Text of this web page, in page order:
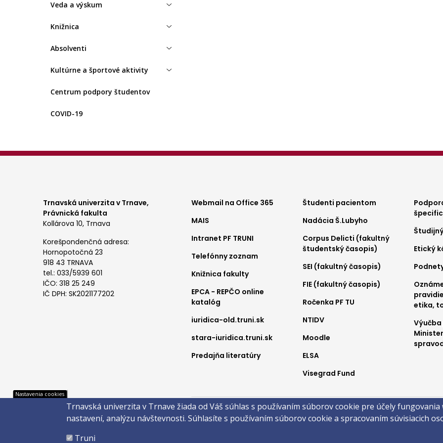
Veda a výskum
Knižnica
Absolventi
Kultúrne a športové aktivity
Centrum podpory študentov
COVID-19
Trnavská univerzita v Trnave,
Právnická fakulta
Kollárova 10, Trnava
Korešpondenčná adresa:
Hornopotočná 23
918 43 TRNAVA
tel.: 033/5939 601
IČO: 318 25 249
IČ DPH: SK2021177202
Footer
menu
1
Webmail na Office 365
MAIS
Intranet PF TRUNI
Telefónny zoznam
Knižnica fakulty
EPCA - REPČO online
katalóg
iuridica-old.truni.sk
stara-iuridica.truni.sk
Predajňa literatúry
Footer
menu
2
Študenti pacientom
Nadácia Š.Lubyho
Corpus Delicti (fakultný
študentský časopis)
SEI (fakultný časopis)
FIE (fakultný časopis)
Ročenka PF TU
NTIDV
Moodle
ELSA
Visegrad Fund
3
Etický
etika,
Päta
Správca obsahu Technická podpora Vyhlásenie o prístupnosti Cookies
Nastavenia cookies
Trnavská univerzita v Trnave žiada od Váš súhlas s používaním súborov cookie pre účely
nastavení, analýzu návštevnosti. Súhlasíte s používaním súborov cookie a spracovaním súvisiacich
Truni